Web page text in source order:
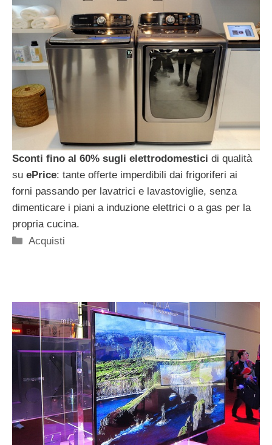
Sconti fino al 60% sugli elettrodomestici di qualità
su ePrice: tante offerte imperdibili dai frigoriferi ai
forni passando per lavatrici e lavastoviglie, senza
dimenticare i piani a induzione elettrici o a gas per la
propria cucina.
Categorie
Acquisti